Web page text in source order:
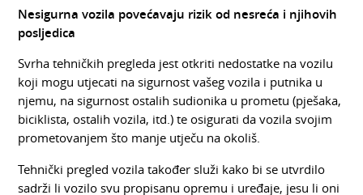
Nesigurna vozila povećavaju rizik od nesreća i njihovih
posljedica
Svrha tehničkih pregleda jest otkriti nedostatke na vozilu
koji mogu utjecati na sigurnost vašeg vozila i putnika u
njemu, na sigurnost ostalih sudionika u prometu (pješaka,
biciklista, ostalih vozila, itd.) te osigurati da vozila svojim
prometovanjem što manje utječu na okoliš.
Tehnički pregled vozila također služi kako bi se utvrdilo
sadrži li vozilo svu propisanu opremu i uređaje, jesu li oni